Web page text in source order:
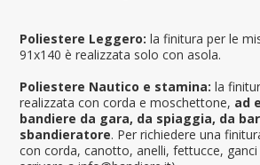
Poliestere Leggero: la finitura per le
91x140 è realizzata solo con asola.
Poliestere Nautico e stamina: la
realizzata con corda e moschettone, ad
bandiere da gara, da spiaggia, da
sbandieratore. Per richiedere una
con corda, canotto, anelli, fettucce,